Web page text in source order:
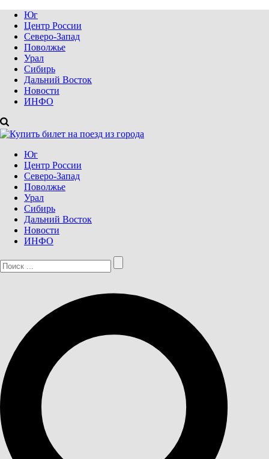
Юг
Центр России
Северо-Запад
Поволжье
Урал
Сибирь
Дальний Восток
Новости
ИНФО
Юг
Центр России
Северо-Запад
Поволжье
Урал
Сибирь
Дальний Восток
Новости
ИНФО